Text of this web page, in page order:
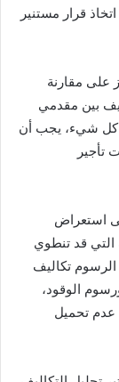
قرار مستنير
على مقارنة
بين مقدمي
كل شيء، يجب أن
تأجير
استعراض
قد تنطوي
تكاليف
الوقود،
عدم تحميل